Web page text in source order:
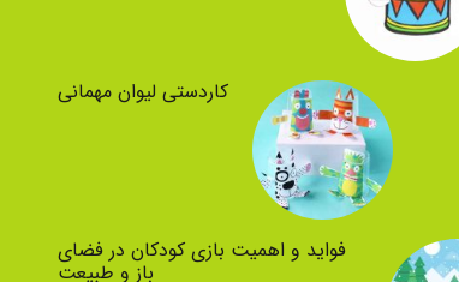
کاردستی لیوان مهمانی
فواید و اهمیت بازی کودکان در فضای
باز و طبیعت